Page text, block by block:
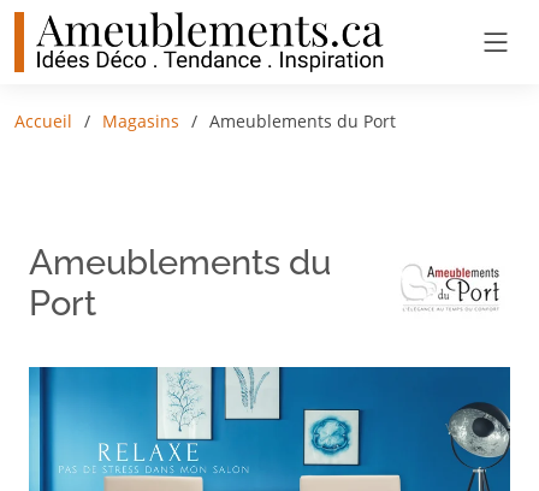
Accueil Magasins ​Ameublements du Port
​Ameublements du
Port